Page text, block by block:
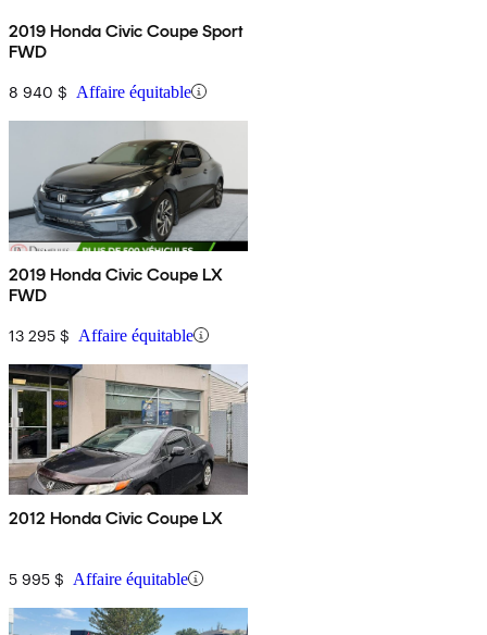
2019 Honda Civic Coupe Sport
FWD
8 940 $ Affaire équitable
2019 Honda Civic Coupe LX
FWD
13 295 $ Affaire équitable
2012 Honda Civic Coupe LX
5 995 $ Affaire équitable